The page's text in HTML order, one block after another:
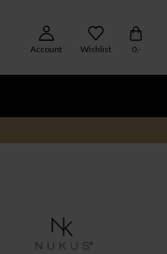
Account Wishlist 0,-